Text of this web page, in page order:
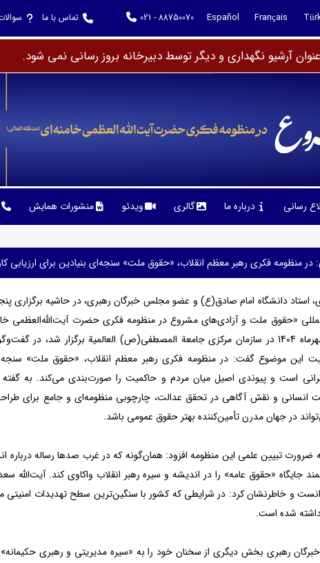
Français
Español
021 - 88750070 تماس با ما
آرشیو نگهداری و دیگر توسط دبیرخانه بروز رسانی نمی شود.
رسانی درباره ما گالری ویدئو منشورات همایش
در منظومه‌ فکری رهبر معظم انقلاب، «حقوق ملت» سنجه‌ای بنیادین برای ارزیابی
استاد دانشگاه امام صادق(ع) و عضو مجلس خبرگان رهبری، در حاشیه برگزاری
«حقوق ملت و آزادی‌های مشروع در منظومه فکری حضرت آیت‌الله‌العظمی
در تاریخ 10 مهرماه 1404 در سازمان مرکزی جامعة المصطفی(ص) العالمیة برگزار شد، در
این موضوع گفت: در منظومه‌ فکری رهبر معظم انقلاب، «حقوق ملت» سنجه‌ای
است و پیوندی اصیل میان مردم و حاکمیت را صورت‌بندی می‌کند. به گفته
انسانی و نقش آگاهی در تحقق عدالت، چارچوبی منظومه‌ای و جامع برای
در جهان مدرن تأمین‌کننده بهتر حقوق عمومی باشد.
ضرورت تبیین علمی این منظومه افزود: همان‌گونه که در غرب صدها رساله
جایگاه «حقوق عامه» را در اندیشه و سیره رهبر انقلاب واکاوی کند. آیت‌الله
و خاطرنشان کرد: در شرایطی که کشور با سنگین‌ترین سطح تهدیدات امنیتی
شده است.
رهبری بخش دیگری از سخنان خود را به «سیره مدیریتی و رهبری